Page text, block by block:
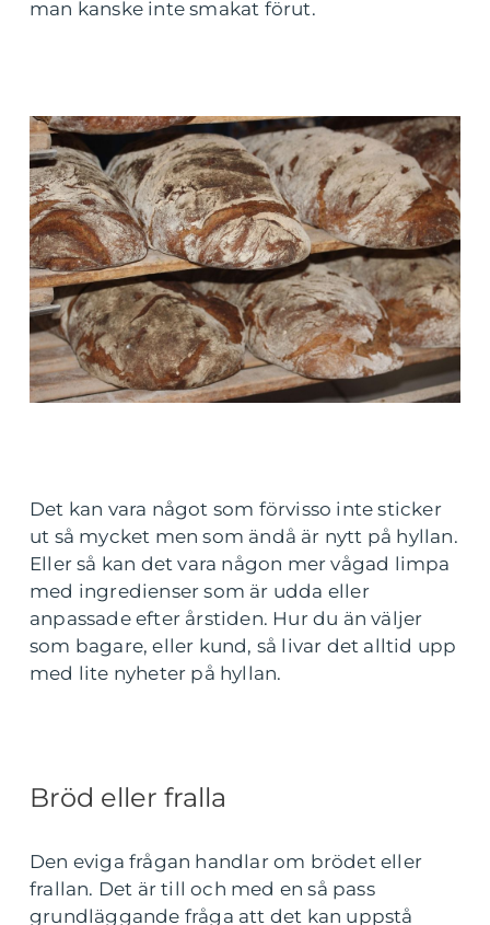
man kanske inte smakat förut.
Det kan vara något som förvisso inte sticker
ut så mycket men som ändå är nytt på hyllan.
Eller så kan det vara någon mer vågad limpa
med ingredienser som är udda eller
anpassade efter årstiden. Hur du än väljer
som bagare, eller kund, så livar det alltid upp
med lite nyheter på hyllan.
Bröd eller fralla
Den eviga frågan handlar om brödet eller
frallan. Det är till och med en så pass
grundläggande fråga att det kan uppstå